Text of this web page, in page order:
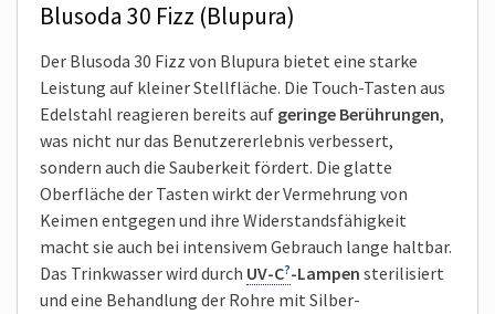
Blusoda 30 Fizz (Blupura)
Der Blusoda 30 Fizz von Blupura bietet eine starke
Leistung auf kleiner Stellfläche. Die Touch-Tasten aus
Edelstahl reagieren bereits auf geringe Berührungen,
was nicht nur das Benutzererlebnis verbessert,
sondern auch die Sauberkeit fördert. Die glatte
Oberfläche der Tasten wirkt der Vermehrung von
Keimen entgegen und ihre Widerstands­fähigkeit
macht sie auch bei intensivem Gebrauch lange haltbar.
Das Trinkwasser wird durch UV-C -Lampen sterilisiert
und eine Behandlung der Rohre mit Silber-